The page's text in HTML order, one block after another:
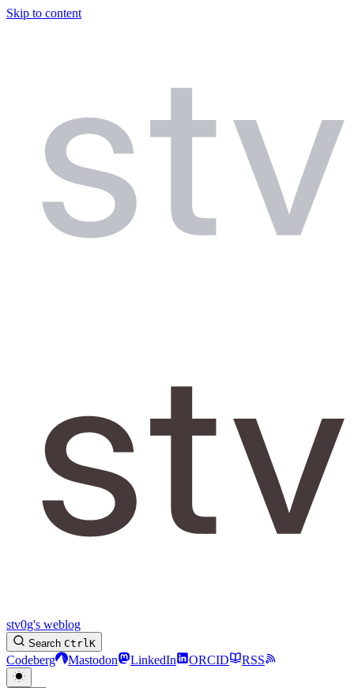
Skip to content
stv0g's weblog
Search CtrlK
Codeberg Mastodon LinkedIn ORCID RSS